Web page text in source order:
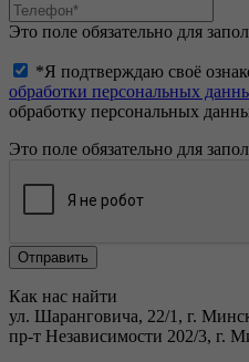
Это поле обязательно для
*Я подтверждаю своё
обработки персональных
обработку персональных
Это поле обязательно для
Как нас найти
ул. Шаранговича, 22/1, г.
пр-т Независимости 202/3, г.